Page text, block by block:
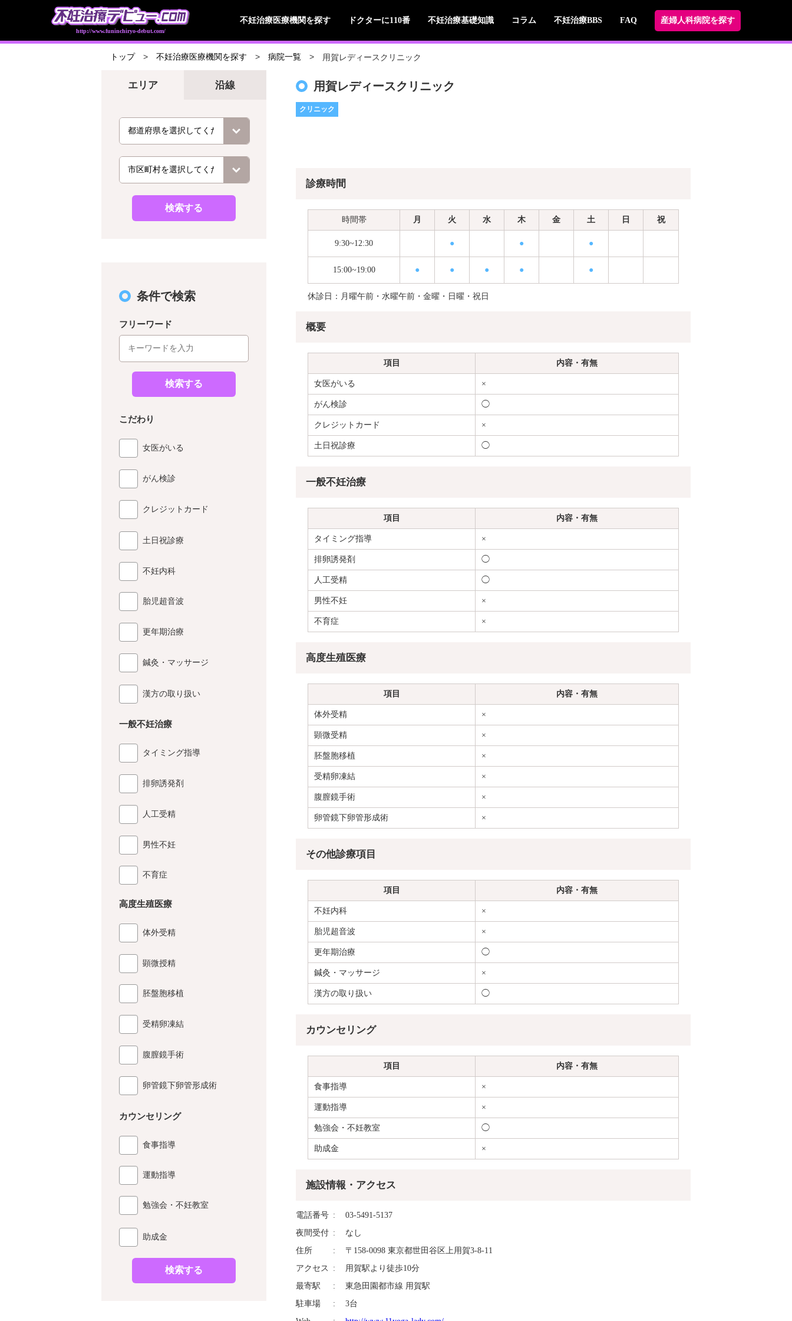
http://www.funinchiryo-debut.com/
不妊治療医療機関を探す ドクターに110番 不妊治療基礎知識 コラム 不妊治療BBS FAQ 産婦人科病院を探す
トップ 不妊治療医療機関を探す 病院一覧 用賀レディースクリニック
エリア
検索する
沿線
条件で検索
フリーワード
検索する
こだわり
女医がいる
がん検診
クレジットカード
土日祝診療
不妊内科
胎児超音波
更年期治療
鍼灸・マッサージ
漢方の取り扱い
一般不妊治療
タイミング指導
排卵誘発剤
人工受精
男性不妊
不育症
高度生殖医療
体外受精
顕微授精
胚盤胞移植
受精卵凍結
腹膣鏡手術
卵管鏡下卵管形成術
カウンセリング
食事指導
運動指導
勉強会・不妊教室
助成金
検索する
用賀レディースクリニック
クリニック
診療時間
時間帯 月 火 水 木 金 土 日 祝
9:30~12:30 ● ● ●
15:00~19:00 ● ● ● ● ●
休診日：月曜午前・水曜午前・金曜・日曜・祝日
概要
項目 内容・有無
女医がいる ×
がん検診 ◯
クレジットカード ×
土日祝診療 ◯
一般不妊治療
項目 内容・有無
タイミング指導 ×
排卵誘発剤 ◯
人工受精 ◯
男性不妊 ×
不育症 ×
高度生殖医療
項目 内容・有無
体外受精 ×
顕微受精 ×
胚盤胞移植 ×
受精卵凍結 ×
腹膣鏡手術 ×
卵管鏡下卵管形成術 ×
その他診療項目
項目 内容・有無
不妊内科 ×
胎児超音波 ×
更年期治療 ◯
鍼灸・マッサージ ×
漢方の取り扱い ◯
カウンセリング
項目 内容・有無
食事指導 ×
運動指導 ×
勉強会・不妊教室 ◯
助成金 ×
施設情報・アクセス
電話番号
03-5491-5137
夜間受付
なし
住所
〒158-0098 東京都世田谷区上用賀3-8-11
アクセス
用賀駅より徒歩10分
最寄駅
東急田園都市線 用賀駅
駐車場
3台